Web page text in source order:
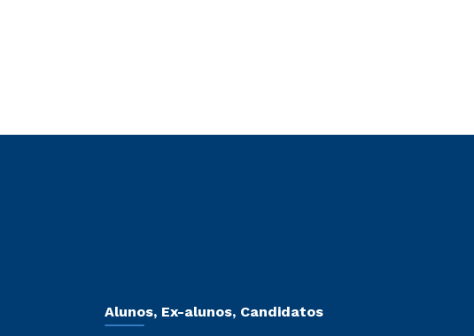
Alunos, Ex-alunos, Candidatos